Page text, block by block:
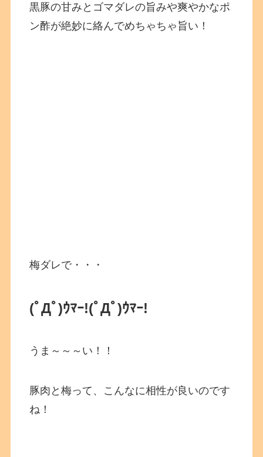
黒豚の甘みとゴマダレの旨みや爽やかなポ
ン酢が絶妙に絡んでめちゃちゃ旨い！
梅ダレで・・・
(ﾟДﾟ)ｳﾏｰ!(ﾟДﾟ)ｳﾏｰ!
うま～～～い！！
豚肉と梅って、こんなに相性が良いのです
ね！